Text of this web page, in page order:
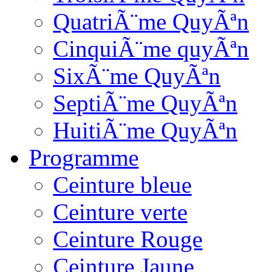
QuatriÃ¨me QuyÃªn
CinquiÃ¨me quyÃªn
SixÃ¨me QuyÃªn
SeptiÃ¨me QuyÃªn
HuitiÃ¨me QuyÃªn
Programme
Ceinture bleue
Ceinture verte
Ceinture Rouge
Ceinture Jaune